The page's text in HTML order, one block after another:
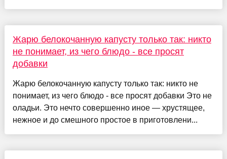
Жарю белокочанную капусту только так: никто
не понимает, из чего блюдо - все просят
добавки
Жарю белокочанную капусту только так: никто не
понимает, из чего блюдо - все просят добавки Это не
оладьи. Это нечто совершенно иное — хрустящее,
нежное и до смешного простое в приготовлени...